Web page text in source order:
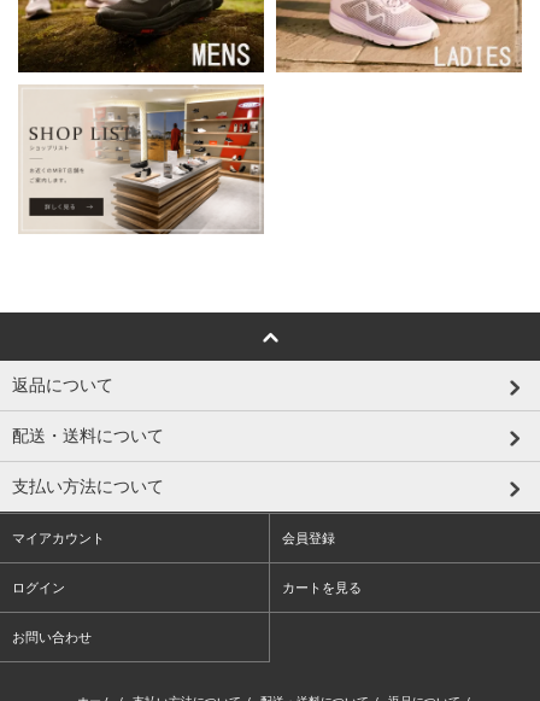
返品について
配送・送料について
支払い方法について
マイアカウント 会員登録
ログイン カートを見る
お問い合わせ